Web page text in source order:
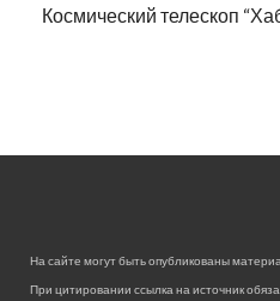
Космический телескоп
На сайте могут быть опубликованы
При цитировании ссылка на источник